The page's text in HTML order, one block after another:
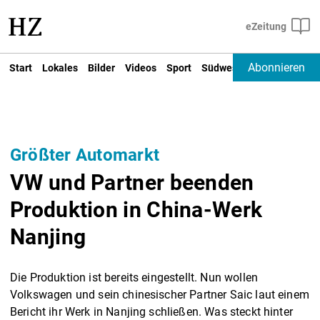
Start Lokales Bilder Videos Sport Südwest Deutschland
Abonnieren
Größter Automarkt
VW und Partner beenden
Produktion in China-Werk
Nanjing
Die Produktion ist bereits eingestellt. Nun wollen
Volkswagen und sein chinesischer Partner Saic laut einem
Bericht ihr Werk in Nanjing schließen. Was steckt hinter